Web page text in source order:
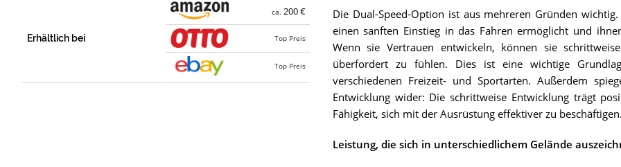
Erhältlich bei
ca. 200 €
Top Preis
Top Preis
Die Dual-Speed-Option ist aus mehreren Gründen
einen sanften Einstieg in das Fahren ermöglicht und
Wenn sie Vertrauen entwickeln, können sie
überfordert zu fühlen. Dies ist eine wichtige
verschiedenen Freizeit- und Sportarten. Außerdem
Entwicklung wider: Die schrittweise Entwicklung trägt
Fähigkeit, sich mit der Ausrüstung effektiver zu beschäftigen.
Leistung, die sich in unterschiedlichem Gelände